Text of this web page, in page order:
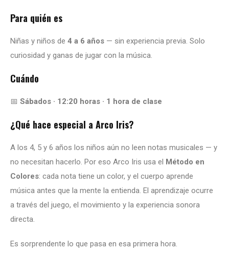
Para quién es
Niñas y niños de 4 a 6 años — sin experiencia previa. Solo
curiosidad y ganas de jugar con la música.
Cuándo
📅 Sábados · 12:20 horas · 1 hora de clase
¿Qué hace especial a Arco Iris?
A los 4, 5 y 6 años los niños aún no leen notas musicales — y
no necesitan hacerlo. Por eso Arco Iris usa el Método en
Colores: cada nota tiene un color, y el cuerpo aprende
música antes que la mente la entienda. El aprendizaje ocurre
a través del juego, el movimiento y la experiencia sonora
directa.
Es sorprendente lo que pasa en esa primera hora.